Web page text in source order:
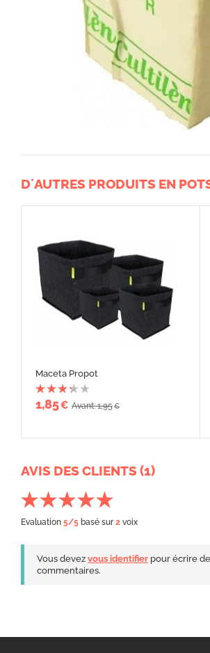
D´AUTRES PRODUITS EN
Maceta Propot
1,85€ Avant: 1,95€
AVIS DES CLIENTS (1)
Evaluation 5/5 basé sur2 voix
Vous devez vous identifier pour écrire
commentaires.